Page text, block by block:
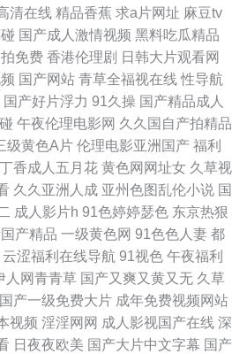
网 91色情 91诱惑视频 超碰97干操 超碰男
涩涩蜜桃 久久精品人人妻 在线观看91 97久
网 AV涩涩涩 wwww色鬼 www麻豆tv 99热
国产天天看天天弄 精东视频久久 精品久久
乱奸精品 四虎午夜福利 91颜色的官网 女人
97成人超碰 97超碰免费人妻 wwwAV五月
美精品爱爱 五月激情综合基地 91抖音aaa
亚洲精品成人 福利AV在线导航 国产AV产 豆
清在线 精品香蕉 求a片网址 麻豆tv
国产成人激情视频 黑料吃瓜精品
免费 香港伦理剧 日韩大片观看网
国产网站 青草全福视在线 性导航
国产好片浮力 91久操 国产精品成人
午夜伦理电影网 久久国自产拍精品
级黄色A片 伦理电影亚洲国产 福利
丁香成人五月花 黄色网网址女 久草视
久久亚洲人成 亚州色图乱伦小说 国
成人影片h 91色婷婷瑟色 东京热狠
产精品 一级黄色网 91色色人妻 都
云涩福利在线导航 91视色 午夜福利
人网青青草 国产又爽又黄又无 久草
国产一级免费大片 成年免费视频网站
视频 淫淫网网 成人影视国产在线 深
日夜夜欧美 国产大片中文字幕 国产